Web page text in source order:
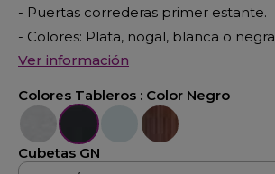
- Puertas correderas primer estante.
- Colores: Plata, nogal, blanca o negra
Ver información
Colores Tableros : Color Negro
Color PlataColor NegroColor Blanco
Color Nogal
Cubetas GN